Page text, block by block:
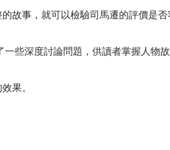
故事，就可以檢驗司馬遷的評價是否
些深度討論問題，供讀者掌握人物
果。